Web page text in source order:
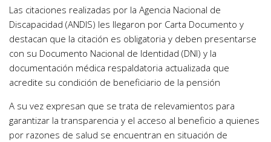
Las citaciones realizadas por la Agencia Nacional de
Discapacidad (ANDIS) les llegaron por Carta Documento y
destacan que la citación es obligatoria y deben presentarse
con su Documento Nacional de Identidad (DNI) y la
documentación médica respaldatoria actualizada que
acredite su condición de beneficiario de la pensión
A su vez expresan que se trata de relevamientos para
garantizar la transparencia y el acceso al beneficio a quienes
por razones de salud se encuentran en situación de